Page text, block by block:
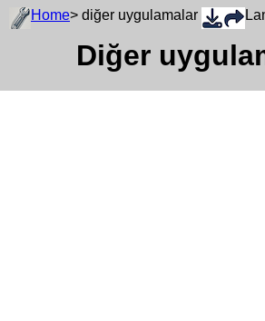
Home> diğer uygulamalar
Diğer